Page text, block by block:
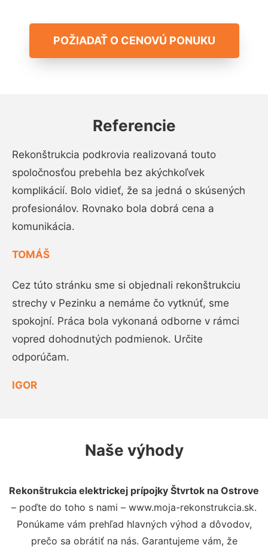
POŽIADAŤ O CENOVÚ PONUKU
Referencie
Rekonštrukcia podkrovia realizovaná touto
spoločnosťou prebehla bez akýchkoľvek
komplikácií. Bolo vidieť, že sa jedná o skúsených
profesionálov. Rovnako bola dobrá cena a
komunikácia.
TOMÁŠ
Cez túto stránku sme si objednali rekonštrukciu
strechy v Pezinku a nemáme čo vytknúť, sme
spokojní. Práca bola vykonaná odborne v rámci
vopred dohodnutých podmienok. Určite
odporúčam.
IGOR
Naše výhody
Rekonštrukcia elektrickej prípojky Štvrtok na Ostrove
– poďte do toho s nami – www.moja-rekonstrukcia.sk.
Ponúkame vám prehľad hlavných výhod a dôvodov,
prečo sa obrátiť na nás. Garantujeme vám, že